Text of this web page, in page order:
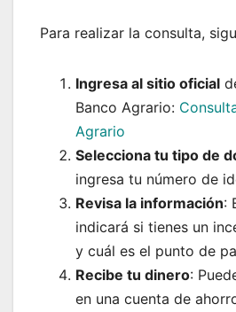
Para realizar la consulta,
Ingresa al sitio oficial
Banco Agrario:
Agrario
Selecciona tu tipo de
ingresa tu número de
Revisa la información:
indicará si tienes un
y cuál es el punto de
Recibe tu dinero:
en una cuenta de